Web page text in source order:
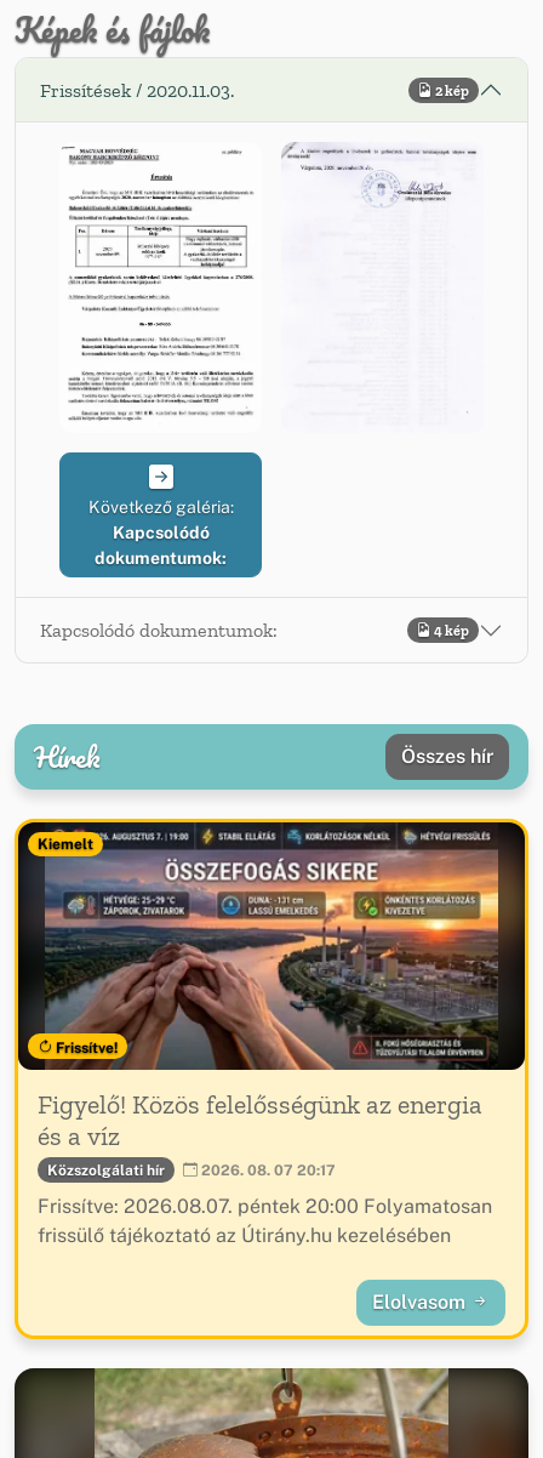
Képek és fájlok
Frissítések / 2020.11.03. 2 kép
Következő galéria:
Kapcsolódó
dokumentumok:
Kapcsolódó dokumentumok: 4 kép
Hírek Összes hír
Kiemelt
Frissítve!
Figyelő! Közös felelősségünk az energia
és a víz
Közszolgálati hír 2026. 08. 07 20:17
Frissítve: 2026.08.07. péntek 20:00 Folyamatosan
frissülő tájékoztató az Útirány.hu kezelésében
Elolvasom